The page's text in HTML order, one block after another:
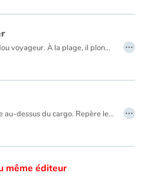
Ciao est un doudou voyageur. À la plage, il plonge dans l’eau salée et découvre le monde fascinant de la mer. Sous l’eau, il rencontre des amis aux grandes dents, des géants, des minus et même des lumières bien étranges. …
Le goéland plane au-dessus du cargo. Repère le Capitaine, si petit d’en haut qu’il le reconnaît à peine.
…
même éditeur